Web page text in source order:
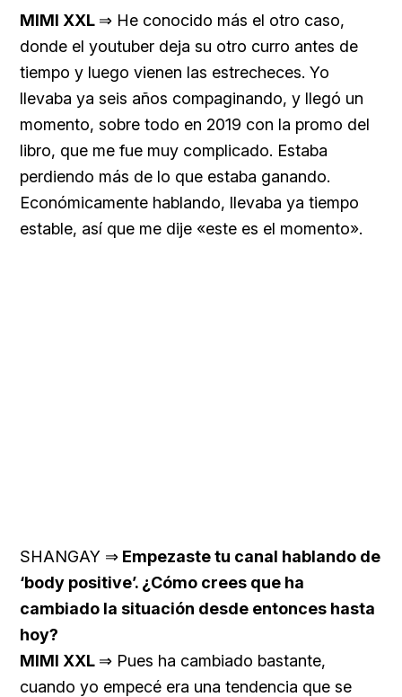
MIMI XXL ⇒ He conocido más el otro caso,
donde el youtuber deja su otro curro antes de
tiempo y luego vienen las estrecheces. Yo
llevaba ya seis años compaginando, y llegó un
momento, sobre todo en 2019 con la promo del
libro, que me fue muy complicado. Estaba
perdiendo más de lo que estaba ganando.
Económicamente hablando, llevaba ya tiempo
estable, así que me dije «este es el momento».
SHANGAY ⇒ Empezaste tu canal hablando de
‘body positive’. ¿Cómo crees que ha
cambiado la situación desde entonces hasta
hoy?
MIMI XXL ⇒ Pues ha cambiado bastante,
cuando yo empecé era una tendencia que se